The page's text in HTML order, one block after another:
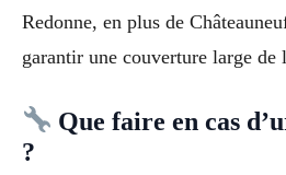
Redonne, en plus de
garantir une couverture large de
Que faire en cas
?